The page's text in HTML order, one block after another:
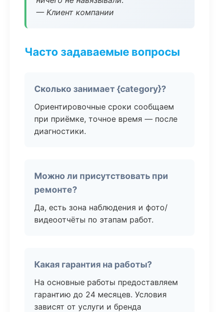
— Клиент компании
Часто задаваемые вопросы
Сколько занимает {category}?
Ориентировочные сроки сообщаем
при приёмке, точное время — после
диагностики.
Можно ли присутствовать при
ремонте?
Да, есть зона наблюдения и фото/
видеоотчёты по этапам работ.
Какая гарантия на работы?
На основные работы предоставляем
гарантию до 24 месяцев. Условия
зависят от услуги и бренда